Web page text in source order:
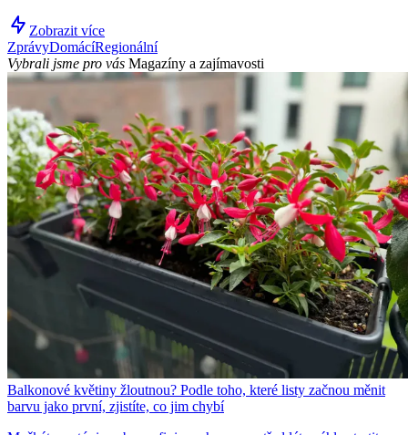
Zobrazit více
ZprávyDomácíRegionální
Vybrali jsme pro vás Magazíny a zajímavosti
Balkonové květiny žloutnou? Podle toho, které listy začnou měnit
barvu jako první, zjistíte, co jim chybí